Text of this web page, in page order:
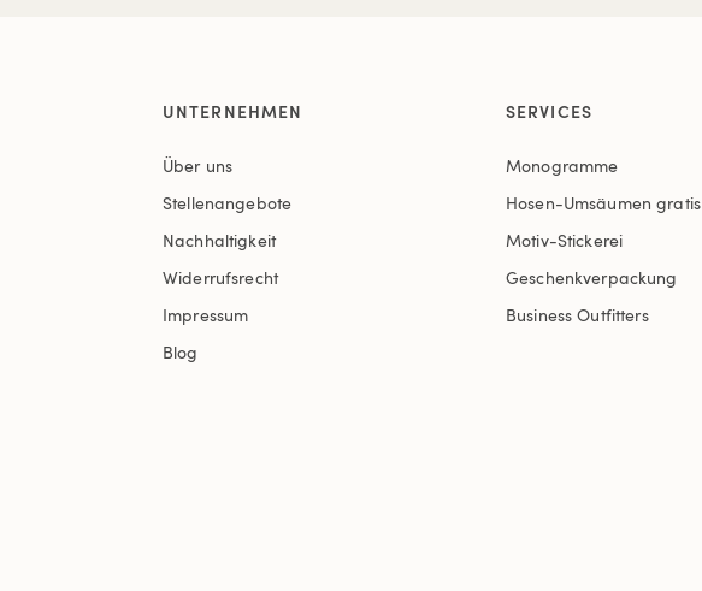
UNTERNEHMEN
Über uns
Stellenangebote
Nachhaltigkeit
Widerrufsrecht
Impressum
Blog
SERVICES
Monogramme
Hosen-Umsäumen gratis
Motiv-Stickerei
Geschenkverpackung
Business Outfitters